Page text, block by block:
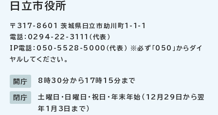
日立市役所
〒317-8601 茨城県日立市助川町1-1-1
電話：0294-22-3111（代表）
IP電話：050-5528-5000（代表） ※必ず「050」からダイ
ヤルしてください。
開庁 8時30分から17時15分まで
閉庁
土曜日・日曜日・祝日・年末年始（12月29日から翌
年1月3日まで）